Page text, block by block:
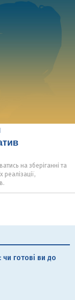
на зберіганні та
чи готові ви до